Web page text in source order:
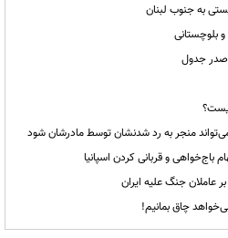
به جنوب لبنان
بلوچستانی
صدر جدول
منجر به رد شدنشان توسط مادرشان شود
باج‌خواهی و قربانی کردن اسپانیا
عاملان جنگ علیه ایران
چاق بمانیم!